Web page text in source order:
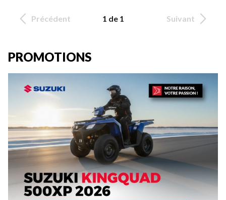
Précédent 1 de 1 Suivant
PROMOTIONS